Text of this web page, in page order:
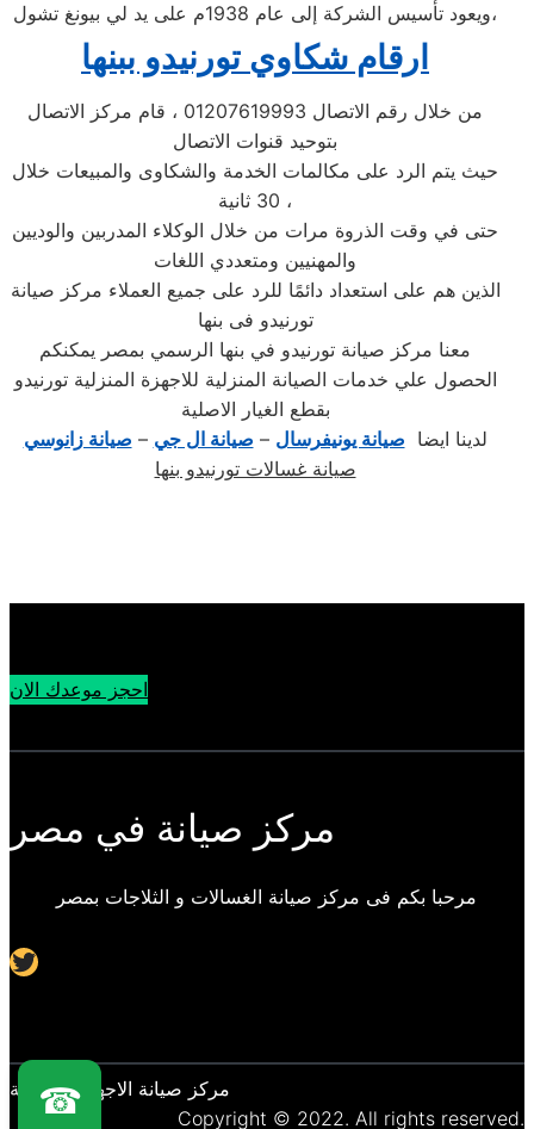
ويعود تأسيس الشركة إلى عام 1938م على يد لي بيونغ تشول،
ارقام شكاوي تورنيدو ببنها
من خلال رقم الاتصال 01207619993 ، قام مركز الاتصال
بتوحيد قنوات الاتصال
حيث يتم الرد على مكالمات الخدمة والشكاوى والمبيعات خلال
30 ثانية ،
حتى في وقت الذروة مرات من خلال الوكلاء المدربين والوديين
والمهنيين ومتعددي اللغات
الذين هم على استعداد دائمًا للرد على جميع العملاء مركز صيانة
تورنيدو فى بنها
معنا مركز صيانة تورنيدو في بنها الرسمي بمصر يمكنكم
الحصول علي خدمات الصيانة المنزلية للاجهزة المنزلية تورنيدو
بقطع الغيار الاصلية
لدينا ايضا صيانة يونيفرسال – صيانة ال جي – صيانة زانوسي
صيانة غسالات تورنيدو بنها
احجز موعدك الان
مركز صيانة في مصر
مرحبا بكم فى مركز صيانة الغسالات و الثلاجات بمصر
Twitter
مركز صيانة الاجهزة المنزلية
Copyright © 2022. All rights reserved.
☎